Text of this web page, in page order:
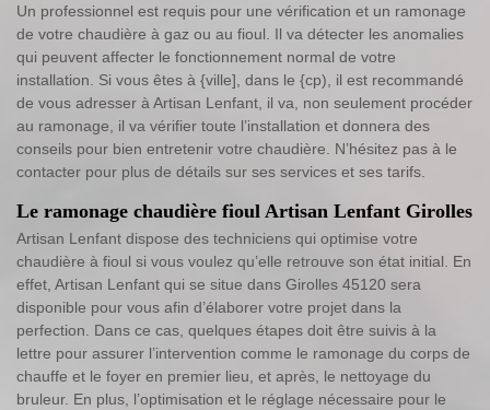
Un professionnel est requis pour une vérification et un ramonage
de votre chaudière à gaz ou au fioul. Il va détecter les anomalies
qui peuvent affecter le fonctionnement normal de votre
installation. Si vous êtes à {ville], dans le {cp), il est recommandé
de vous adresser à Artisan Lenfant, il va, non seulement procéder
au ramonage, il va vérifier toute l’installation et donnera des
conseils pour bien entretenir votre chaudière. N’hésitez pas à le
contacter pour plus de détails sur ses services et ses tarifs.
Le ramonage chaudière fioul Artisan Lenfant Girolles
Artisan Lenfant dispose des techniciens qui optimise votre
chaudière à fioul si vous voulez qu’elle retrouve son état initial. En
effet, Artisan Lenfant qui se situe dans Girolles 45120 sera
disponible pour vous afin d’élaborer votre projet dans la
perfection. Dans ce cas, quelques étapes doit être suivis à la
lettre pour assurer l’intervention comme le ramonage du corps de
chauffe et le foyer en premier lieu, et après, le nettoyage du
bruleur. En plus, l’optimisation et le réglage nécessaire pour le